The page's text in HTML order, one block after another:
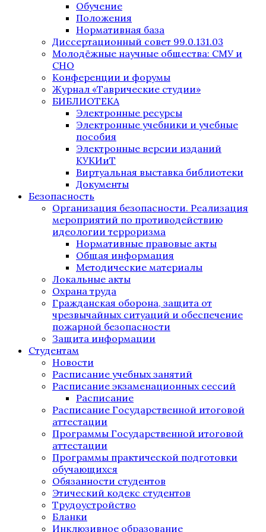
Обучение
Положения
Нормативная база
Диссертационный совет 99.0.131.03
Молодёжные научные общества: СМУ и
СНО
Конференции и форумы
Журнал «Таврические студии»
БИБЛИОТЕКА
Электронные ресурсы
Электронные учебники и учебные
пособия
Электронные версии изданий
КУКИиТ
Виртуальная выставка библиотеки
Документы
Безопасность
Организация безопасности. Реализация
мероприятий по противодействию
идеологии терроризма
Нормативные правовые акты
Общая информация
Методические материалы
Локальные акты
Охрана труда
Гражданская оборона, защита от
чрезвычайных ситуаций и обеспечение
пожарной безопасности
Защита информации
Студентам
Новости
Расписание учебных занятий
Расписание экзаменационных сессий
Расписание
Расписание Государственной итоговой
аттестации
Программы Государственной итоговой
аттестации
Программы практической подготовки
обучающихся
Обязанности студентов
Этический кодекс студентов
Трудоустройство
Бланки
Инклюзивное образование